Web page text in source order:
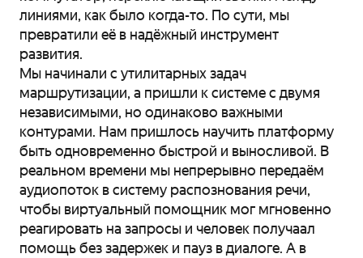
линиями, как было когда-то. По сути, мы
превратили её в надёжный инструмент
развития.
Мы начинали с утилитарных задач
маршрутизации, а пришли к системе с двумя
независимыми, но одинаково важными
контурами. Нам пришлось научить платформу
быть одновременно быстрой и выносливой. В
реальном времени мы непрерывно передаём
аудиопоток в систему распознования речи,
чтобы виртуальный помощник мог мгновенно
реагировать на запросы и человек получаал
помощь без задержек и пауз в диалоге. А в